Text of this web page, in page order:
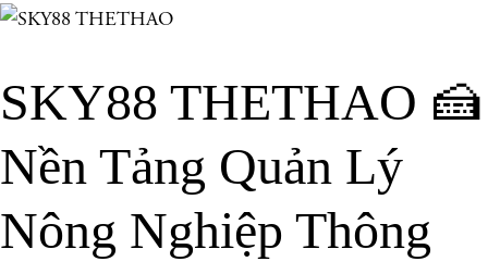
SKY88 THETHAO 🍰
Nền Tảng Quản Lý
Nông Nghiệp Thông